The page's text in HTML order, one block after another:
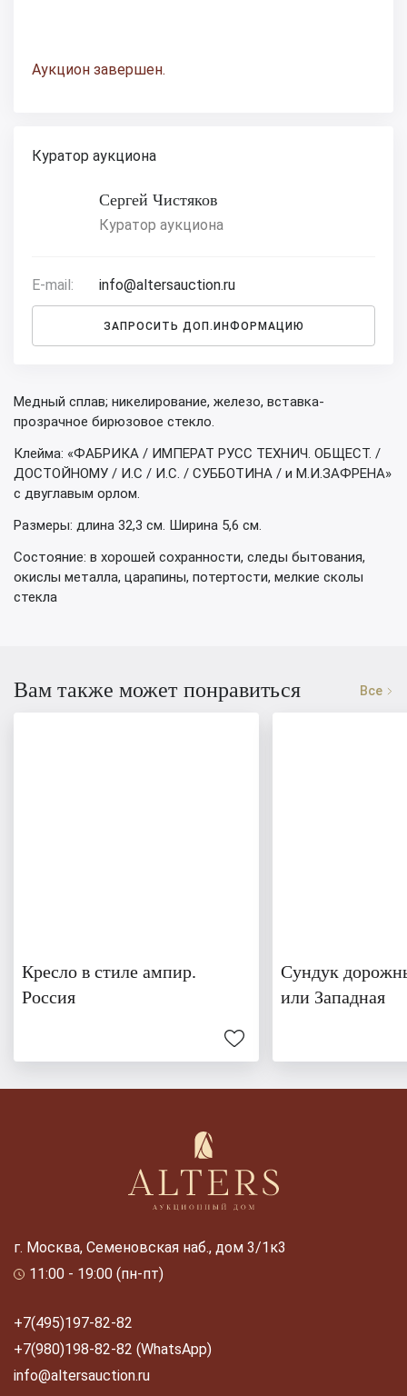
Аукцион завершен.
Куратор аукциона
Сергей Чистяков
Куратор аукциона
E-mail: info@altersauction.ru
ЗАПРОСИТЬ ДОП.ИНФОРМАЦИЮ
Медный сплав; никелирование, железо, вставка-
прозрачное бирюзовое стекло.
Клейма: «ФАБРИКА / ИМПЕРАТ РУСС ТЕХНИЧ. ОБЩЕСТ. /
ДОСТОЙНОМУ / И.С / И.С. / СУББОТИНА / и М.И.ЗАФРЕНА»
с двуглавым орлом.
Размеры: длина 32,3 см. Ширина 5,6 см.
Состояние: в хорошей сохранности, следы бытования,
окислы металла, царапины, потертости, мелкие сколы
стекла
Вам также может понравиться Все
Кресло в стиле ампир.
Россия
Сундук
или Западная
г. Москва, Семеновская наб., дом 3/1к3
11:00 - 19:00 (пн-пт)
+7(495)197-82-82
+7(980)198-82-82 (WhatsApp)
info@altersauction.ru